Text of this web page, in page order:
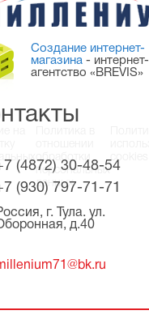
(4872) 30-48-54
(930) 797-71-71
г. Тула. ул.
д.40
Создание интернет-
магазина - интернет-
агентство «BREVIS»
обработки
персональных
данных
cookies